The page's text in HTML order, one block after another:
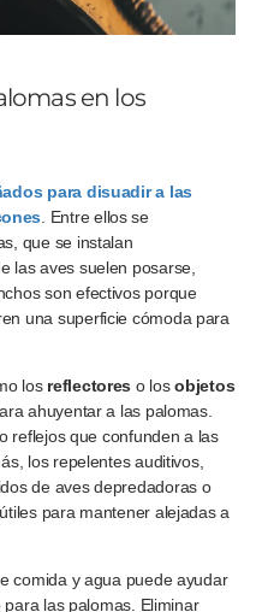
en los
para disuadir a las
. Entre ellos se
que se instalan
las aves suelen posarse,
son efectivos porque
una superficie cómoda para
los reflectores o losobjetos
ahuyentar a las palomas.
reflejos que confunden a las
los repelentes auditivos,
de aves depredadoras o
para mantener alejadas a
comida y agua puede ayudar
las palomas. Eliminar